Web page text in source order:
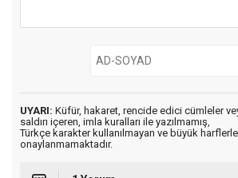
UYARI: Küfür, hakaret, rencide edici cümleler
saldırı içeren, imla kuralları ile yazılmamış,
Türkçe karakter kullanılmayan ve büyük
onaylanmamaktadır.